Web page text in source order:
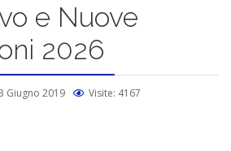
e Nuove
2026
Giugno 2019 Visite: 4167